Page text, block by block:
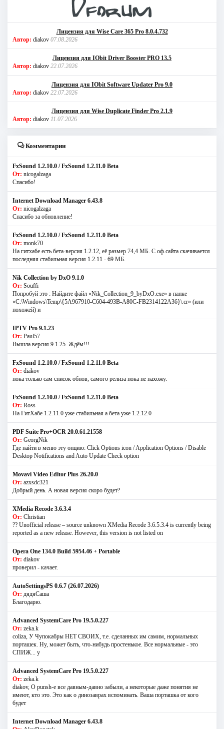
Лицензия для Wise Care 365 Pro 8.0.4.732
Автор: diakov 07.08.2026
Лицензия для IObit Driver Booster PRO 13.5
Автор: diakov 22.07.2026
Лицензия для IObit Software Updater Pro 9.0
Автор: diakov 22.07.2026
Лицензия для Wise Duplicate Finder Pro 2.1.9
Автор: diakov 11.07.2026
Комментарии
FxSound 1.2.10.0 / FxSound 1.2.11.0 Beta
От: nicogalzaga
Спасибо!
Internet Download Manager 6.43.8
От: nicogalzaga
Спасибо за обновление!
FxSound 1.2.10.0 / FxSound 1.2.11.0 Beta
От: monk70
На гитхабе есть бета-версия 1.2.12, её размер 74,4 МБ. С оф.сайта скачивается
последняя стабильная версия 1.2.11 - 69 МБ.
Nik Collection by DxO 9.1.0
От: Souffi
Попробуй это : Найдите файл «Nik_Collection_9_byDxO.exe» в папке
«C:\Windows\Temp\{5A967910-C604-493B-A80C-FB2314122A36}\.cr» (или
похожей) и
IPTV Pro 9.1.23
От: Paul57
Вышла версия 9.1.25. Ждём!!!
FxSound 1.2.10.0 / FxSound 1.2.11.0 Beta
От: diakov
пока только сам список обнов, самого релиза пока не нахожу.
FxSound 1.2.10.0 / FxSound 1.2.11.0 Beta
От: Ross
На ГитХабе 1.2.11.0 уже стабильная а бета уже 1.2.12.0
PDF Suite Pro+OCR 20.0.61.21558
От: GeorgNik
Где найти в меню эту опцию: Click Options icon / Application Options / Disable
Desktop Notifications and Auto Update Check option
Movavi Video Editor Plus 26.20.0
От: azxsdc321
Добрый день. А новая версия скоро будет?
XMedia Recode 3.6.3.4
От: Christian
?? Unofficial release – source unknown XMedia Recode 3.6.5.3.4 is currently being
reported as a new release. However, this version is not listed on
Opera One 134.0 Build 5954.46 + Portable
От: diakov
проверил - качает.
AutoSettingsPS 0.6.7 (26.07.2026)
От: дядяСаша
Благодарю.
Advanced SystemCare Pro 19.5.0.227
От: zeka.k
coliza, У Чупокабры НЕТ СВОИХ, т.е. сделанных им самим, нормальных
порташек. Ну, может быть, что-нибудь простенькое. Все нормальные - это
СПИЖ... у
Advanced SystemCare Pro 19.5.0.227
От: zeka.k
diakov, О punsh-е все давным-давно забыли, а некоторые даже понятия не
имеют, кто это. Это как о динозаврах вспоминать. Ваша порташка от кого
будет
Internet Download Manager 6.43.8